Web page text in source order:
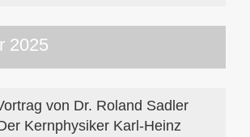
2025
von Dr. Roland Sadler
Kernphysiker Karl-Heinz